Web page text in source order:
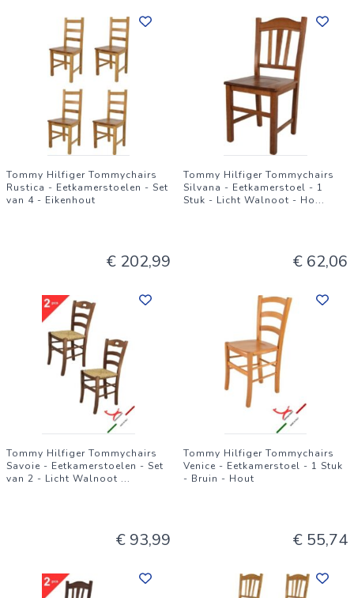
Tommy Hilfiger Tommychairs
Rustica - Eetkamerstoelen - Set
van 4 - Eikenhout
€ 202,99
Tommy Hilfiger Tommychairs
Silvana - Eetkamerstoel - 1
Stuk - Licht Walnoot - Ho...
€ 62,06
Tommy Hilfiger Tommychairs
Savoie - Eetkamerstoelen - Set
van 2 - Licht Walnoot ...
€ 93,99
Tommy Hilfiger Tommychairs
Venice - Eetkamerstoel - 1 Stuk
- Bruin - Hout
€ 55,74